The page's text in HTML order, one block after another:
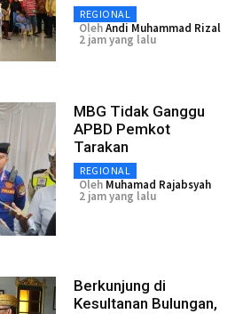
REGIONAL
OlehAndi Muhammad Rizal
2 jam yang lalu
MBG Tidak Ganggu
APBD Pemkot
Tarakan
REGIONAL
Oleh Muhamad Rajabsyah
2 jam yang lalu
Berkunjung di
Kesultanan Bulungan,